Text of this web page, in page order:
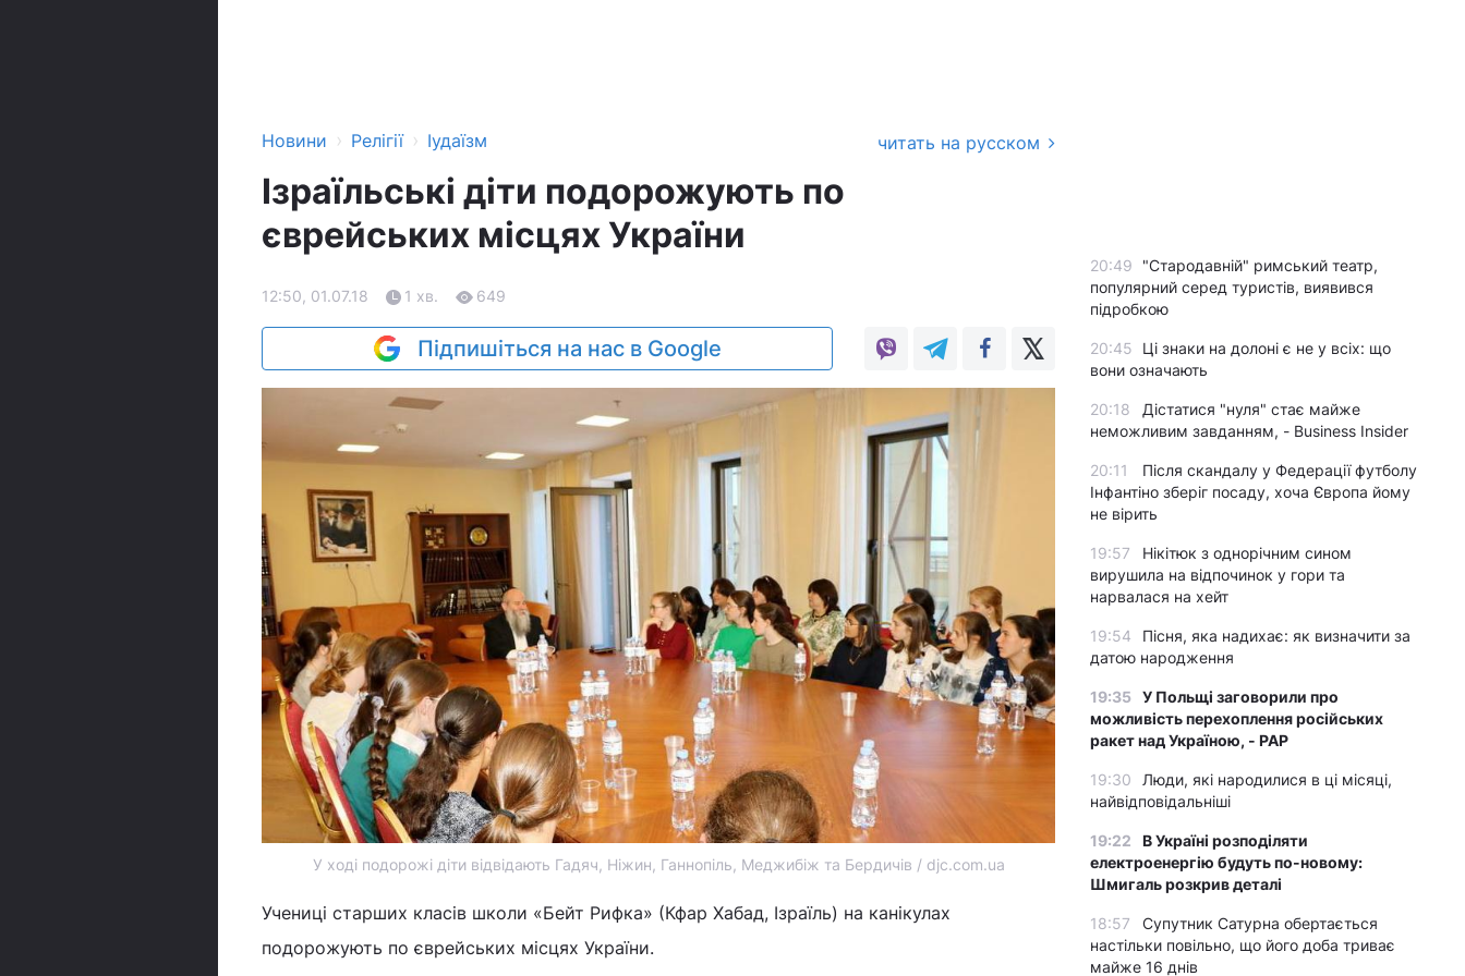
Новини › Релігії › Іудаїзм читать на русском
Ізраїльські діти подорожують по
єврейських місцях України
12:50, 01.07.18 1 хв. 649
Підпишіться на нас в Google
У ході подорожі діти відвідають Гадяч, Ніжин, Ганнопіль, Меджибіж та Бердичів / djc.com.ua
Учениці старших класів школи «Бейт Рифка» (Кфар Хабад, Ізраїль) на канікулах
подорожують по єврейських місцях України.
20:49
"Стародавній" римський театр,
популярний серед туристів, виявився
підробкою
20:45
Ці знаки на долоні є не у всіх: що
вони означають
20:18
Дістатися "нуля" стає майже
неможливим завданням, - Business Insider
20:11
Після скандалу у Федерації футболу
Інфантіно зберіг посаду, хоча Європа йому
не вірить
19:57
Нікітюк з однорічним сином
вирушила на відпочинок у гори та
нарвалася на хейт
19:54
Пісня, яка надихає: як визначити за
датою народження
19:35 У Польщі заговорили про
можливість перехоплення російських
ракет над Україною, - PAP
19:30
Люди, які народилися в ці місяці,
найвідповідальніші
19:22
В Україні розподіляти
електроенергію будуть по-новому:
Шмигаль розкрив деталі
18:57
Супутник Сатурна обертається
настільки повільно, що його доба триває
майже 16 днів